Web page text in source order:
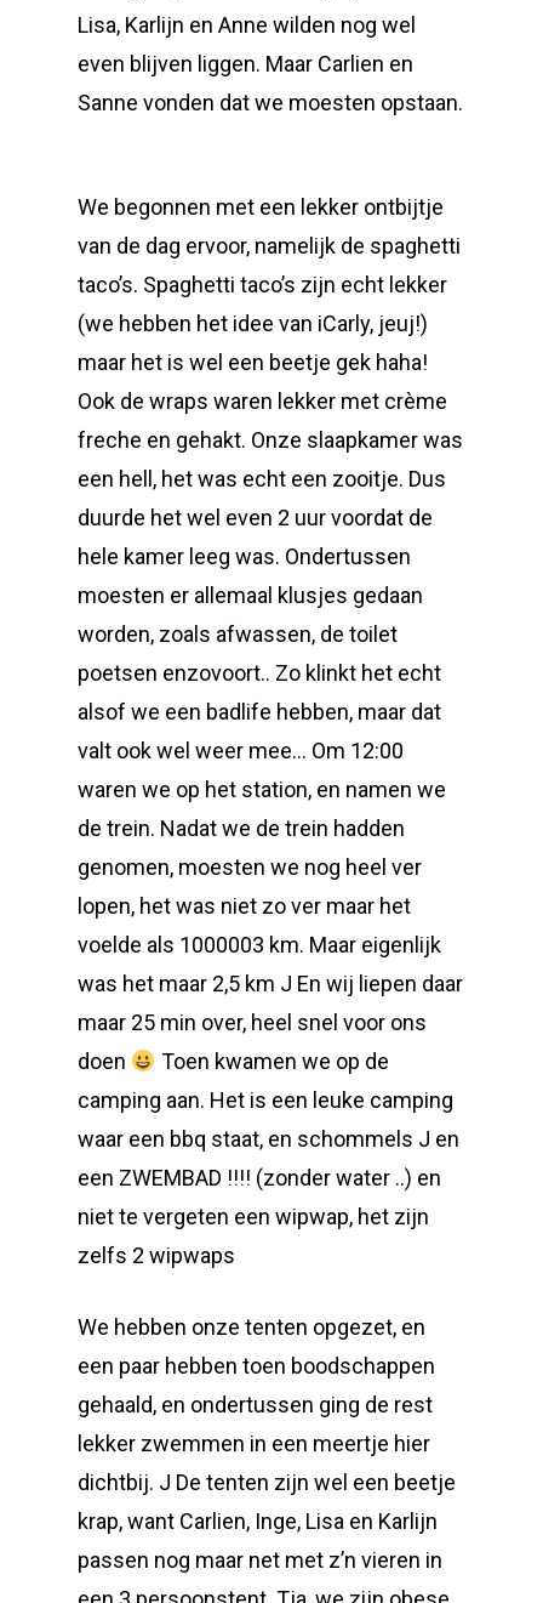
Lisa, Karlijn en Anne wilden nog wel
even blijven liggen. Maar Carlien en
Sanne vonden dat we moesten opstaan.
We begonnen met een lekker ontbijtje
van de dag ervoor, namelijk de spaghetti
taco’s. Spaghetti taco’s zijn echt lekker
(we hebben het idee van iCarly, jeuj!)
maar het is wel een beetje gek haha!
Ook de wraps waren lekker met crème
freche en gehakt. Onze slaapkamer was
een hell, het was echt een zooitje. Dus
duurde het wel even 2 uur voordat de
hele kamer leeg was. Ondertussen
moesten er allemaal klusjes gedaan
worden, zoals afwassen, de toilet
poetsen enzovoort.. Zo klinkt het echt
alsof we een badlife hebben, maar dat
valt ook wel weer mee… Om 12:00
waren we op het station, en namen we
de trein. Nadat we de trein hadden
genomen, moesten we nog heel ver
lopen, het was niet zo ver maar het
voelde als 1000003 km. Maar eigenlijk
was het maar 2,5 km J En wij liepen daar
maar 25 min over, heel snel voor ons
doen
Toen kwamen we op de
camping aan. Het is een leuke camping
waar een bbq staat, en schommels J en
een ZWEMBAD !!!! (zonder water ..) en
niet te vergeten een wipwap, het zijn
zelfs 2 wipwaps
We hebben onze tenten opgezet, en
een paar hebben toen boodschappen
gehaald, en ondertussen ging de rest
lekker zwemmen in een meertje hier
dichtbij. J De tenten zijn wel een beetje
krap, want Carlien, Inge, Lisa en Karlijn
passen nog maar net met z’n vieren in